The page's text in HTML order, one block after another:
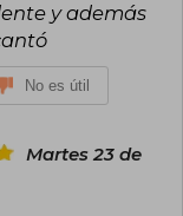
y además
No es útil
Martes 23 de